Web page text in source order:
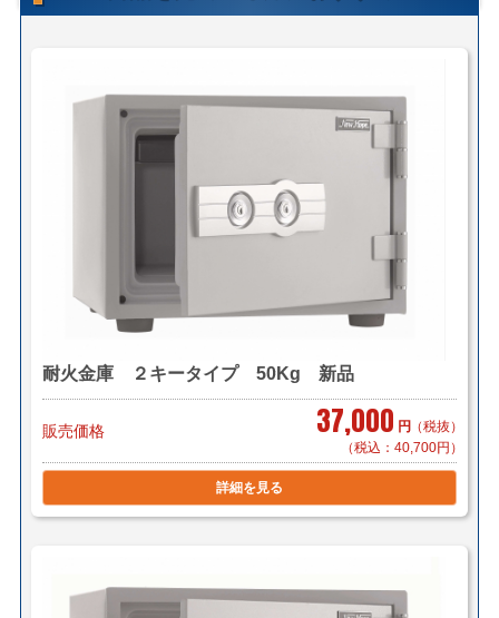
＜自社便＞＊神奈川、首都圏対応
＊お客様のご要望に応じたお渡し方法で送料算出致しま
自社便についてはこちら
メーカーからの直送、または店頭取寄せ後の発送、配送
となる場合は、店頭在庫品よりもお渡しにお時間がかか
予めご了承の程、お願い致します。
店頭引き渡し可能です。（要事前連絡）
こちらの商品の在庫数はメーカー問い合わせになってお
表記の在庫数ではございません。予めご承知の程宜しく
お願い致します。
耐火金庫 ２キータイプ 50Kg 新品
販売価格 37,000 円 （税抜）
（税込：40,700円）
詳細を見る